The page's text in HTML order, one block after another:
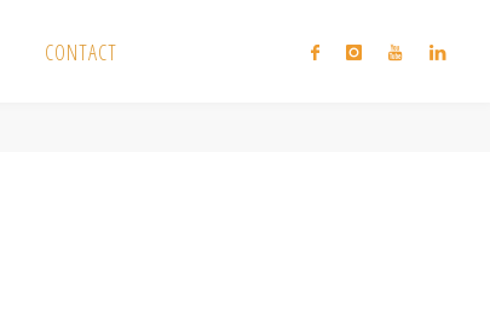
CONTACT